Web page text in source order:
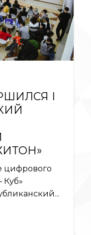
I
цифрового
Куб»